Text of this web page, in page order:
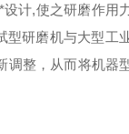
计,使之研磨作用
型研磨机与大型工
整，从而将机器